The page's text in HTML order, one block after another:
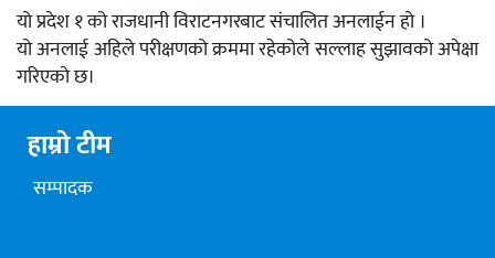
यो प्रदेश १ को राजधानी विराटनगरबाट संचालित अनलाईन हो ।
यो अनलाई अहिले परीक्षणको क्रममा रहेकोले सल्लाह सुझावको अपेक्षा
गरिएको छ।
हाम्रो टीम
सम्पादक